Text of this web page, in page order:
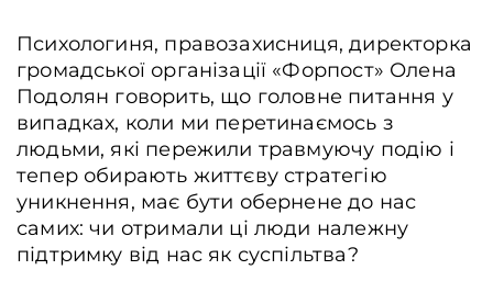
Психологиня, правозахисниця, директорка
громадської організації «Форпост» Олена
Подолян говорить, що головне питання у
випадках, коли ми перетинаємось з
людьми, які пережили травмуючу подію і
тепер обирають життєву стратегію
уникнення, має бути обернене до нас
самих: чи отримали ці люди належну
підтримку від нас як суспільтва?